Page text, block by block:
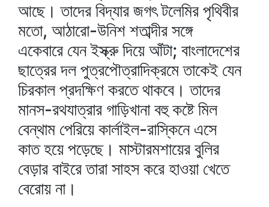
আছে। তাদের বিদ্যার জগৎ টলেমির পৃথিবীর
মতো, আঠারো-উনিশ শতাব্দীর সঙ্গে
একেবারে যেন ইস্ক্রু দিয়ে আঁটা; বাংলাদেশের
ছাত্রের দল পুত্রপৌত্রাদিক্রমে তাকেই যেন
চিরকাল প্রদক্ষিণ করতে থাকবে। তাদের
মানস-রথযাত্রার গাড়িখানা বহু কষ্টে মিল
বেন্থাম পেরিয়ে কার্লাইল-রাস্কিনে এসে
কাত হয়ে পড়েছে। মাস্টারমশায়ের বুলির
বেড়ার বাইরে তারা সাহস করে হাওয়া খেতে
বেরোয় না।